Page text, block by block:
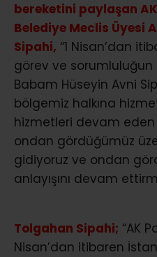
bereketini paylaşan
Belediye Meclis Üyesi
Sipahi, “1 Nisan’dan
görev ve sorumluluğun
Babam Hüseyin Avni
bölgemiz halkına
hizmetleri devam eden
ondan gördüğümüz
gidiyoruz ve ondan
anlayışını devam
Tolgahan Sipahi; “AK
Nisan’dan itibaren